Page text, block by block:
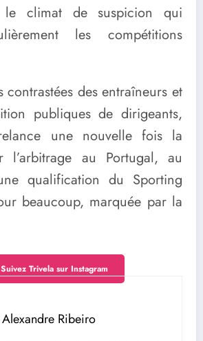
le climat de suspicion qui
les compétitions
contrastées des entraîneurs et
publiques de dirigeants,
une nouvelle fois la
l’arbitrage au Portugal, au
qualification du Sporting
beaucoup, marquée par la
Trivela sur Instagram
Alexandre Ribeiro